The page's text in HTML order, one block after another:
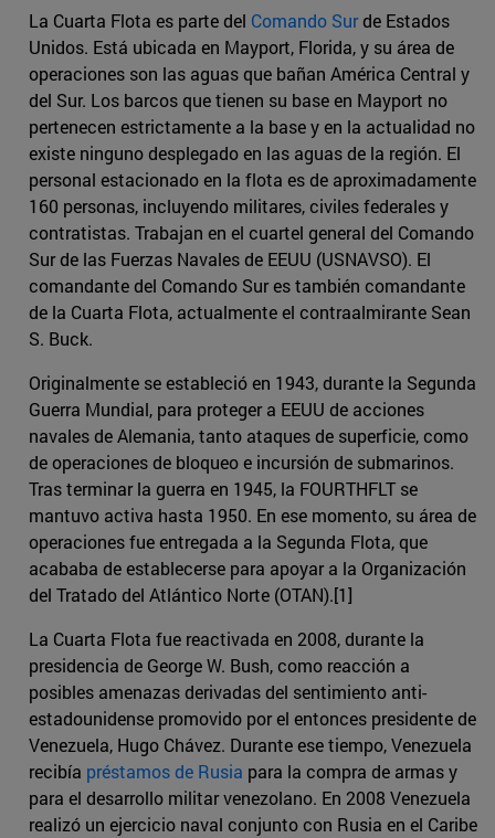
La Cuarta Flota es parte del Comando Surde Estados
Unidos. Está ubicada en Mayport, Florida, y su área de
operaciones son las aguas que bañan América Central y
del Sur. Los barcos que tienen su base en Mayport no
pertenecen estrictamente a la base y en la actualidad no
existe ninguno desplegado en las aguas de la región. El
personal estacionado en la flota es de aproximadamente
160 personas, incluyendo militares, civiles federales y
contratistas. Trabajan en el cuartel general del Comando
Sur de las Fuerzas Navales de EEUU (USNAVSO). El
comandante del Comando Sur es también comandante
de la Cuarta Flota, actualmente el contraalmirante Sean
S. Buck.
Originalmente se estableció en 1943, durante la Segunda
Guerra Mundial, para proteger a EEUU de acciones
navales de Alemania, tanto ataques de superficie, como
de operaciones de bloqueo e incursión de submarinos.
Tras terminar la guerra en 1945, la FOURTHFLT se
mantuvo activa hasta 1950. En ese momento, su área de
operaciones fue entregada a la Segunda Flota, que
acababa de establecerse para apoyar a la Organización
del Tratado del Atlántico Norte (OTAN).[1]
La Cuarta Flota fue reactivada en 2008, durante la
presidencia de George W. Bush, como reacción a
posibles amenazas derivadas del sentimiento anti-
estadounidense promovido por el entonces presidente de
Venezuela, Hugo Chávez. Durante ese tiempo, Venezuela
recibía préstamos de Rusia para la compra de armas y
para el desarrollo militar venezolano. En 2008 Venezuela
realizó un ejercicio naval conjunto con Rusia en el Caribe